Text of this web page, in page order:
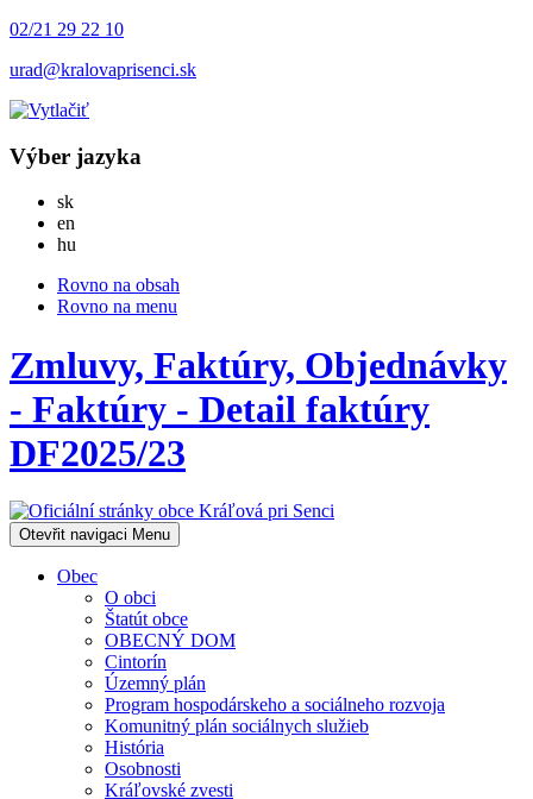
02/21 29 22 10
urad@kralovaprisenci.sk
Výber jazyka
skSlovensky
en
hu
Rovno na obsah
Rovno na menu
Zmluvy, Faktúry, Objednávky
- Faktúry - Detail faktúry
DF2025/23
Otevřit navigaci Menu
Obec
O obci
Štatút obce
OBECNÝ DOM
Cintorín
Územný plán
Program hospodárskeho a sociálneho rozvoja
Komunitný plán sociálnych služieb
História
Osobnosti
Kráľovské zvesti